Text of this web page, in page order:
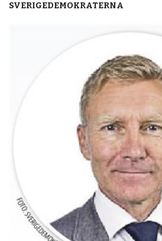
SVERIGEDEMOKRATERNA